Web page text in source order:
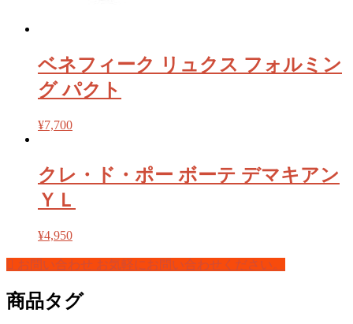
ベネフィーク リュクス フォルミン
グ パクト
¥7,700
クレ・ド・ポー ボーテ デマキアン
ＹＬ
¥4,950
お問い合わせ お気軽にお問い合わせください。
商品タグ